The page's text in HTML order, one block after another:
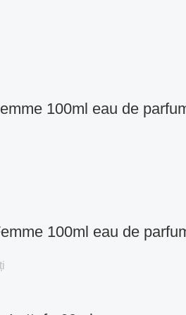
100ml eau de
100ml eau de